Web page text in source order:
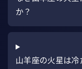
か？
山羊座の火星は